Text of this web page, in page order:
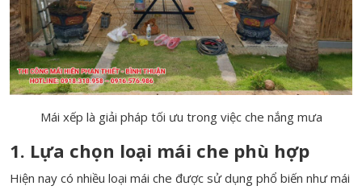
Mái xếp là giải pháp tối ưu trong việc che nắng mưa
1. Lựa chọn loại mái che phù hợp
Hiện nay có nhiều loại mái che được sử dụng phổ biến như mái